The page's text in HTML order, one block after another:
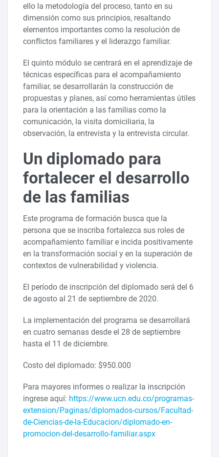
ello la metodología del proceso, tanto en su
dimensión como sus principios, resaltando
elementos importantes como la resolución de
conflictos familiares y el liderazgo familiar.
El quinto módulo se centrará en el aprendizaje de
técnicas específicas para el acompañamiento
familiar, se desarrollarán la construcción de
propuestas y planes, así como herramientas útiles
para la orientación a las familias como la
comunicación, la visita domiciliaria, la
observación, la entrevista y la entrevista circular.
Un diplomado para
fortalecer el desarrollo
de las familias
Este programa de formación busca que la
persona que se inscriba fortalezca sus roles de
acompañamiento familiar e incida positivamente
en la transformación social y en la superación de
contextos de vulnerabilidad y violencia.
El período de inscripción del diplomado será del 6
de agosto al 21 de septiembre de 2020.
La implementación del programa se desarrollará
en cuatro semanas desde el 28 de septiembre
hasta el 11 de diciembre.
Costo del diplomado: $950.000
Para mayores informes o realizar la inscripción
ingrese aquí: https://www.ucn.edu.co/programas-
extension/Paginas/diplomados-cursos/Facultad-
de-Ciencias-de-la-Educacion/diplomado-en-
promocion-del-desarrollo-familiar.aspx